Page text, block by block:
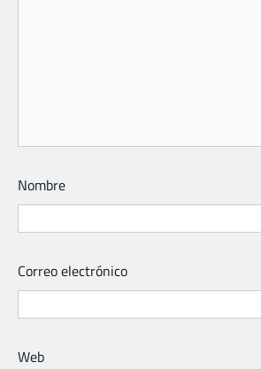
Nombre
Correo electrónico
Web